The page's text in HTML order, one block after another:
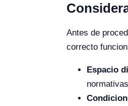
Antes de
correcto
Espacio